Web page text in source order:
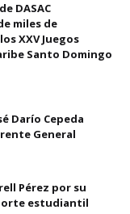
DASAC
miles de
XXV Juegos
Santo Domingo
Darío Cepeda
General
Pérez por su
estudiantil